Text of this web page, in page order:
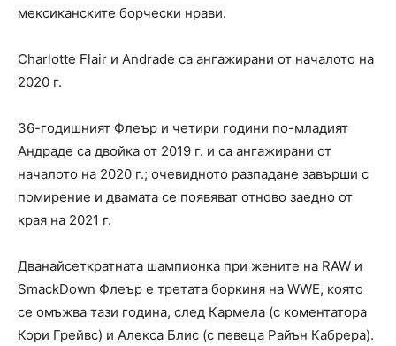
мексиканските борчески нрави.
Charlotte Flair и Andrade са ангажирани от началото на
2020 г.
36-годишният Флеър и четири години по-младият
Андраде са двойка от 2019 г. и са ангажирани от
началото на 2020 г.; очевидното разпадане завърши с
помирение и двамата се появяват отново заедно от
края на 2021 г.
Дванайсеткратната шампионка при жените на RAW и
SmackDown Флеър е третата боркиня на WWE, която
се омъжва тази година, след Кармела (с коментатора
Кори Грейвс) и Алекса Блис (с певеца Райън Кабрера).